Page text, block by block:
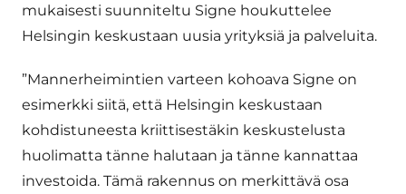
mukaisesti suunniteltu Signe houkuttelee
Helsingin keskustaan uusia yrityksiä ja palveluita.
”Mannerheimintien varteen kohoava Signe on
esimerkki siitä, että Helsingin keskustaan
kohdistuneesta kriittisestäkin keskustelusta
huolimatta tänne halutaan ja tänne kannattaa
investoida. Tämä rakennus on merkittävä osa